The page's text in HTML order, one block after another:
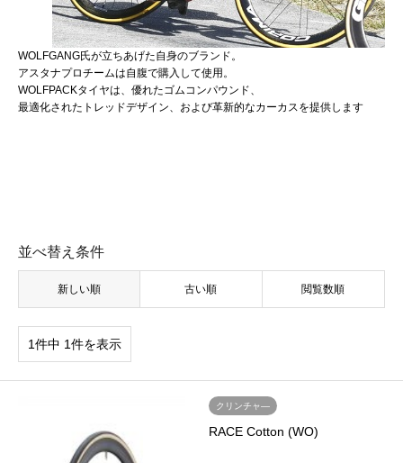
WOLFGANG氏が立ちあげた自身のブランド。
アスタナプロチームは自腹で購入して使用。
WOLFPACKタイヤは、優れたゴムコンパウンド、
最適化されたトレッドデザイン、および革新的なカーカスを提供します
並べ替え条件
新しい順 古い順 閲覧数順
1件中 1件を表示
クリンチャ―
RACE Cotton (WO)